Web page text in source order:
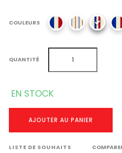
COULEURS
QUANTITÉ
EN STOCK
AJOUTER AU PANIER
LISTE DE SOUHAITS